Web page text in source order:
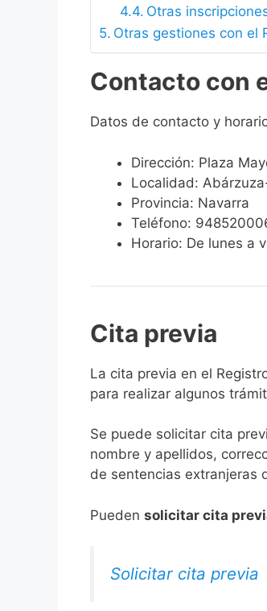
Otras
Otras gestiones con el
Contacto con
Datos de contacto y
Dirección: Plaza
Localidad:
Provincia: Navarra
Teléfono:
Horario: De lunes a
Cita previa
​​​​​​​​​​​​​​​​​​​​​​​​​​​​La cita previa en el
para realizar algunos
Se puede solicitar cita
nombre y apellidos,
de sentencias extranjeras
​Pueden solicitar cita
Solicitar cita previa